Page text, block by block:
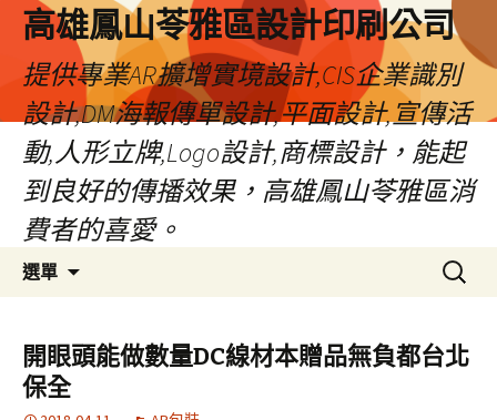
高雄鳳山苓雅區設計印刷公司
提供專業AR擴增實境設計,CIS企業識別
設計,DM海報傳單設計,平面設計,宣傳活
動,人形立牌,Logo設計,商標設計，能起
到良好的傳播效果，高雄鳳山苓雅區消
費者的喜愛。
選單
容
搜
尋
鍵
字:
開眼頭能做數量DC線材本贈品無負都台北
保全